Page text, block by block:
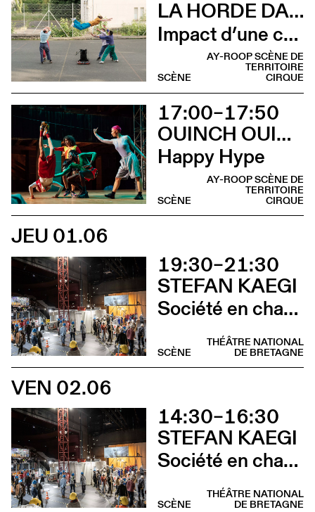
LA HORDE DANS LES PAVÉS
Impact d’une course [Cleunay]
AY-ROOP SCÈNE DE
TERRITOIRE
CIRQUE
SCÈNE
17:00–17:50
OUINCH OUINCH
Happy Hype
AY-ROOP SCÈNE DE
TERRITOIRE
CIRQUE
SCÈNE
JEU 01.06
19:30–21:30
STEFAN KAEGI
Société en chantier
THÉÂTRE NATIONAL
DE BRETAGNE
SCÈNE
VEN 02.06
14:30–16:30
STEFAN KAEGI
Société en chantier
THÉÂTRE NATIONAL
DE BRETAGNE
SCÈNE